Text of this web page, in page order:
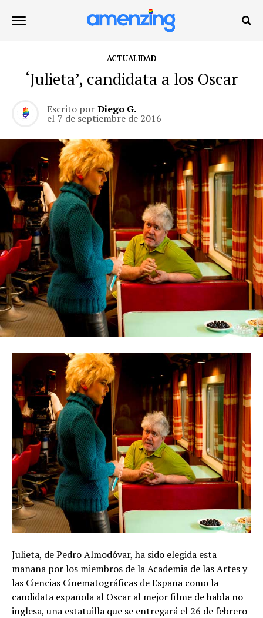
ACTUALIDAD
‘Julieta’, candidata a los Oscar
Escrito por Diego G.
el 7 de septiembre de 2016
Julieta, de Pedro Almodóvar, ha sido elegida esta
mañana por los miembros de la Academia de las Artes y
las Ciencias Cinematográficas de España como la
candidata española al Oscar al mejor filme de habla no
inglesa, una estatuilla que se entregará el 26 de febrero